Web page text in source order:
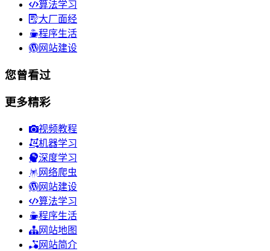
算法学习
大厂面经
程序生活
网站建设
您曾看过
更多精彩
视频教程
机器学习
深度学习
网络爬虫
网站建设
算法学习
程序生活
网站地图
网站简介